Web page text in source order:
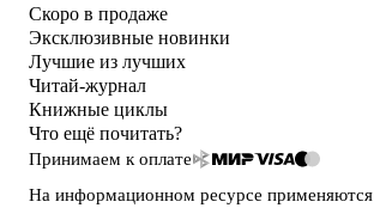
Скоро в продаже
Эксклюзивные новинки
Лучшие из лучших
Читай-журнал
Книжные циклы
Что ещё почитать?
Принимаем к оплате
На информационном ресурсе применяются